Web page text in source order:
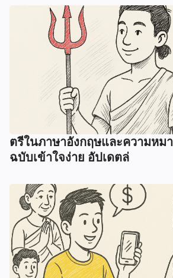
ตรีในภาษาอังกฤษและความหม
ฉบับเข้าใจง่าย อัปเดตล่